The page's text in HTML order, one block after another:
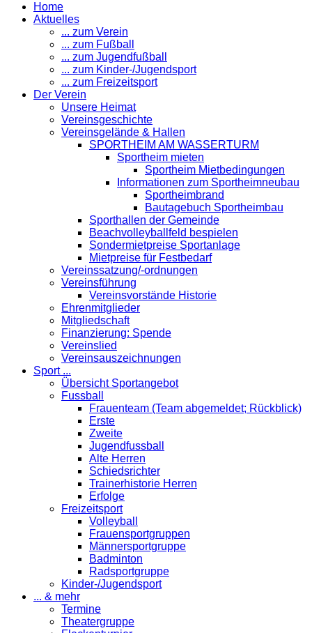
Home
Aktuelles
... zum Verein
... zum Fußball
... zum Jugendfußball
... zum Kinder-/Jugendsport
... zum Freizeitsport
Der Verein
Unsere Heimat
Vereinsgeschichte
Vereinsgelände & Hallen
SPORTHEIM AM WASSERTURM
Sportheim mieten
Sportheim Mietbedingungen
Informationen zum Sportheimneubau
Sportheimbrand
Bautagebuch Sportheimbau
Sporthallen der Gemeinde
Beachvolleyballfeld bespielen
Sondermietpreise Sportanlage
Mietpreise für Festbedarf
Vereinssatzung/-ordnungen
Vereinsführung
Vereinsvorstände Historie
Ehrenmitglieder
Mitgliedschaft
Finanzierung: Spende
Vereinslied
Vereinsauszeichnungen
Sport ...
Übersicht Sportangebot
Fussball
Frauenteam (Team abgemeldet; Rückblick)
Erste
Zweite
Jugendfussball
Alte Herren
Schiedsrichter
Trainerhistorie Herren
Erfolge
Freizeitsport
Volleyball
Frauensportgruppen
Männersportgruppe
Badminton
Radsportgruppe
Kinder-/Jugendsport
... & mehr
Termine
Theatergruppe